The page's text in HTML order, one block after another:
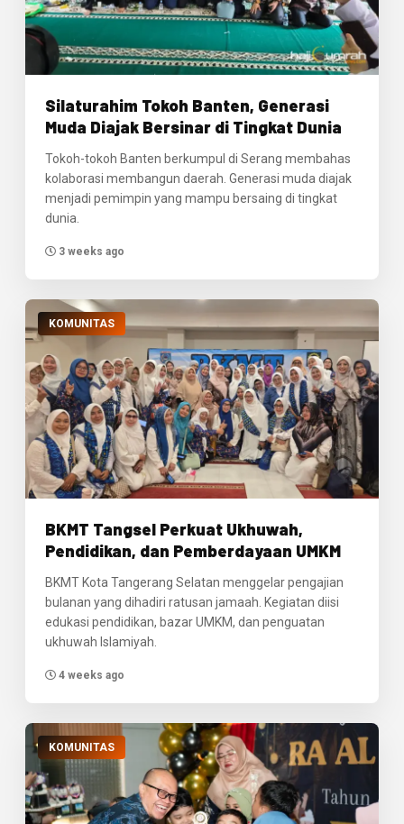
Silaturahim Tokoh Banten, Generasi
Muda Diajak Bersinar di Tingkat Dunia
Tokoh-tokoh Banten berkumpul di Serang membahas
kolaborasi membangun daerah. Generasi muda diajak
menjadi pemimpin yang mampu bersaing di tingkat
dunia.
3 weeks ago
KOMUNITAS
BKMT Tangsel Perkuat Ukhuwah,
Pendidikan, dan Pemberdayaan UMKM
BKMT Kota Tangerang Selatan menggelar pengajian
bulanan yang dihadiri ratusan jamaah. Kegiatan diisi
edukasi pendidikan, bazar UMKM, dan penguatan
ukhuwah Islamiyah.
4 weeks ago
KOMUNITAS